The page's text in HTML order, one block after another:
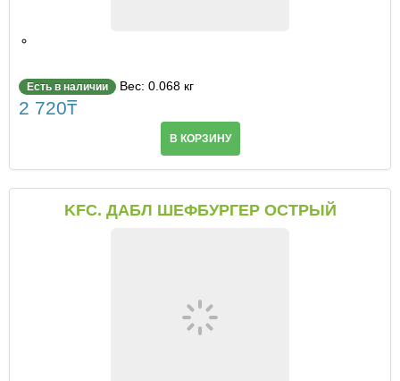
Есть в наличии Вес: 0.068 кг
2 720₸
В КОРЗИНУ
KFC. ДАБЛ ШЕФБУРГЕР ОСТРЫЙ